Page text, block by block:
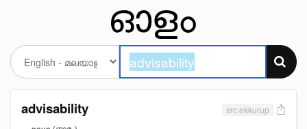
advisability src:ekkurup